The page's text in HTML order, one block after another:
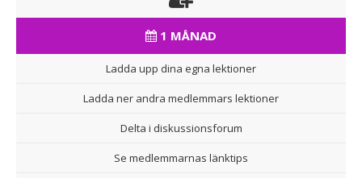
1 MÅNAD
Ladda upp dina egna lektioner
Ladda ner andra medlemmars lektioner
Delta i diskussionsforum
Se medlemmarnas länktips